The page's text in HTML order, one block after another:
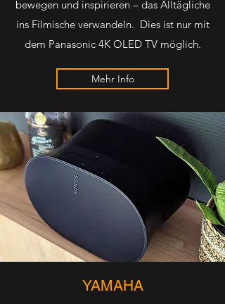
YAMAHA
bewegen und inspirieren – das Alltägliche
ins Filmische verwandeln. Dies ist nur mit
dem Panasonic 4K OLED TV möglich.
Mehr Info